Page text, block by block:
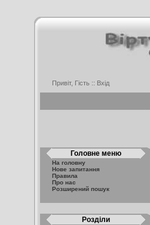
Привіт, Гість :: Вхід
Головне меню
На головну
Нове запитання
Правила
Про нас
Розширений пошук
Розділи